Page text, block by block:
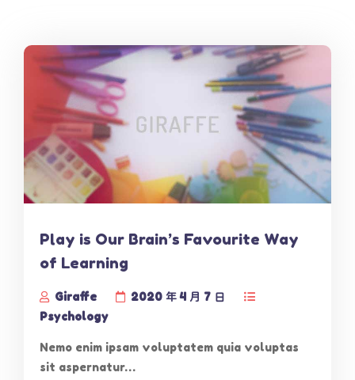
Play is Our Brain’s Favourite Way
of Learning
Giraffe
2020 年 4 月 7 日
Psychology
Nemo enim ipsam voluptatem quia voluptas
sit aspernatur…